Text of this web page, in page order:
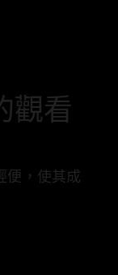
觀看
便，使其成